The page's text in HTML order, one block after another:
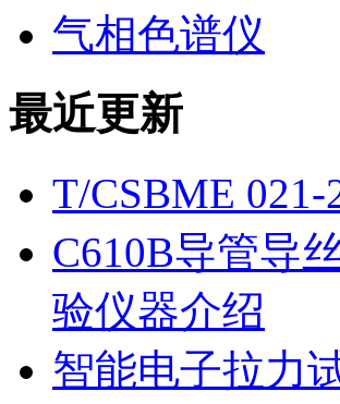
气相色谱仪
最近更新
T/CSBME
C610B导管导
验仪器介绍
智能电子拉力